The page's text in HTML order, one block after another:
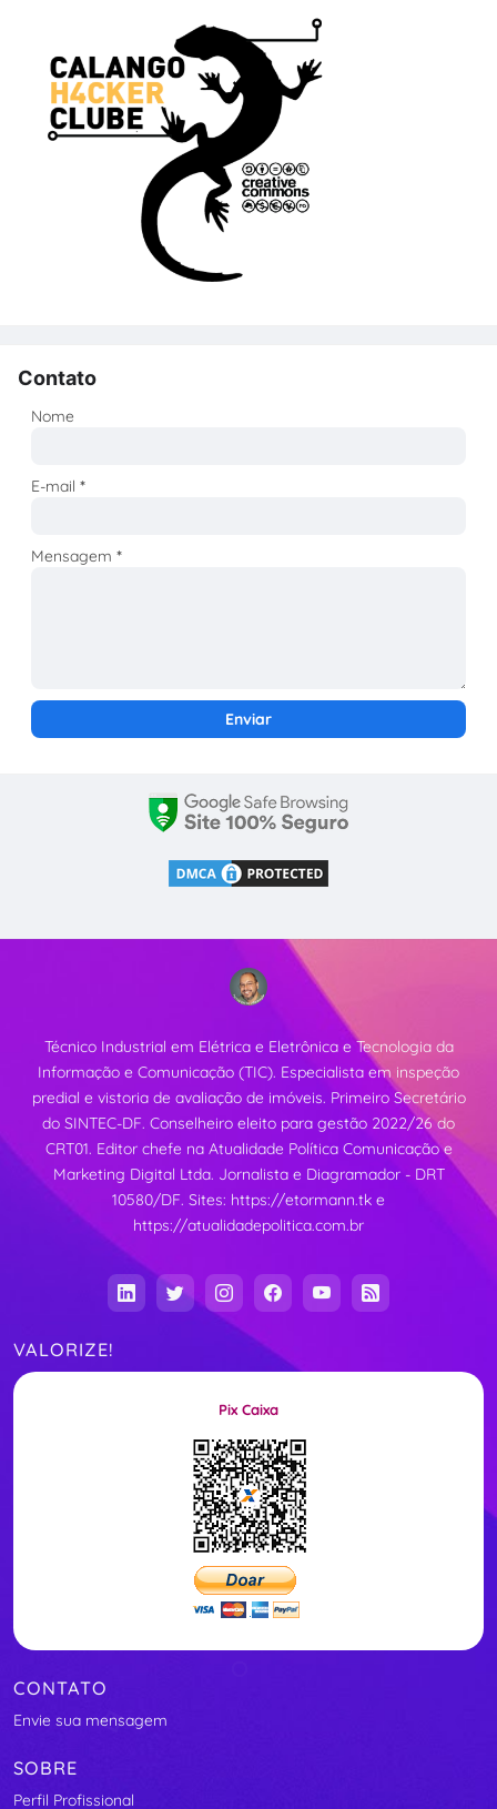
Contato
Nome
E-mail*
Mensagem*
Técnico Industrial em Elétrica e Eletrônica e Tecnologia da
Informação e Comunicação (TIC). Especialista em inspeção
predial e vistoria de avaliação de imóveis. Primeiro Secretário
do SINTEC-DF. Conselheiro eleito para gestão 2022/26 do
CRT01. Editor chefe na Atualidade Política Comunicação e
Marketing Digital Ltda. Jornalista e Diagramador - DRT
10580/DF. Sites: https://etormann.tk e
https://atualidadepolitica.com.br
VALORIZE!
Pix Caixa
CONTATO
Envie sua mensagem
SOBRE
Perfil Profissional